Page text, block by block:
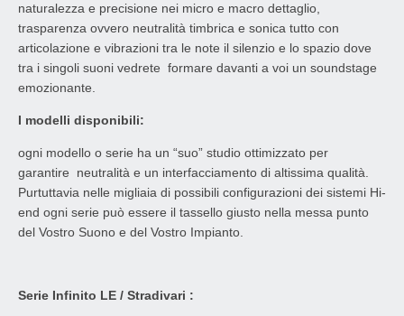
naturalezza e precisione nei micro e macro dettaglio,
trasparenza ovvero neutralità timbrica e sonica tutto con
articolazione e vibrazioni tra le note il silenzio e lo spazio dove
tra i singoli suoni vedrete formare davanti a voi un soundstage
emozionante.
I modelli disponibili:
ogni modello o serie ha un “suo” studio ottimizzato per
garantire neutralità e un interfacciamento di altissima qualità.
Purtuttavia nelle migliaia di possibili configurazioni dei sistemi Hi-
end ogni serie può essere il tassello giusto nella messa punto
del Vostro Suono e del Vostro Impianto.
Serie Infinito LE / Stradivari :